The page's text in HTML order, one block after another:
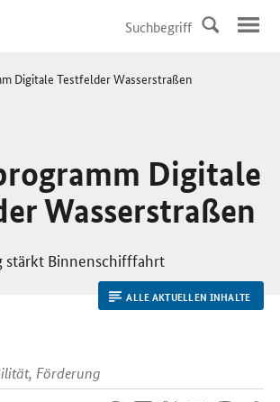
Digitale Testfelder Wasserstraßen
Digitale
Wasserstraßen
stärkt Binnenschifffahrt
ALLE AKTUELLEN INHALTE
Förderung